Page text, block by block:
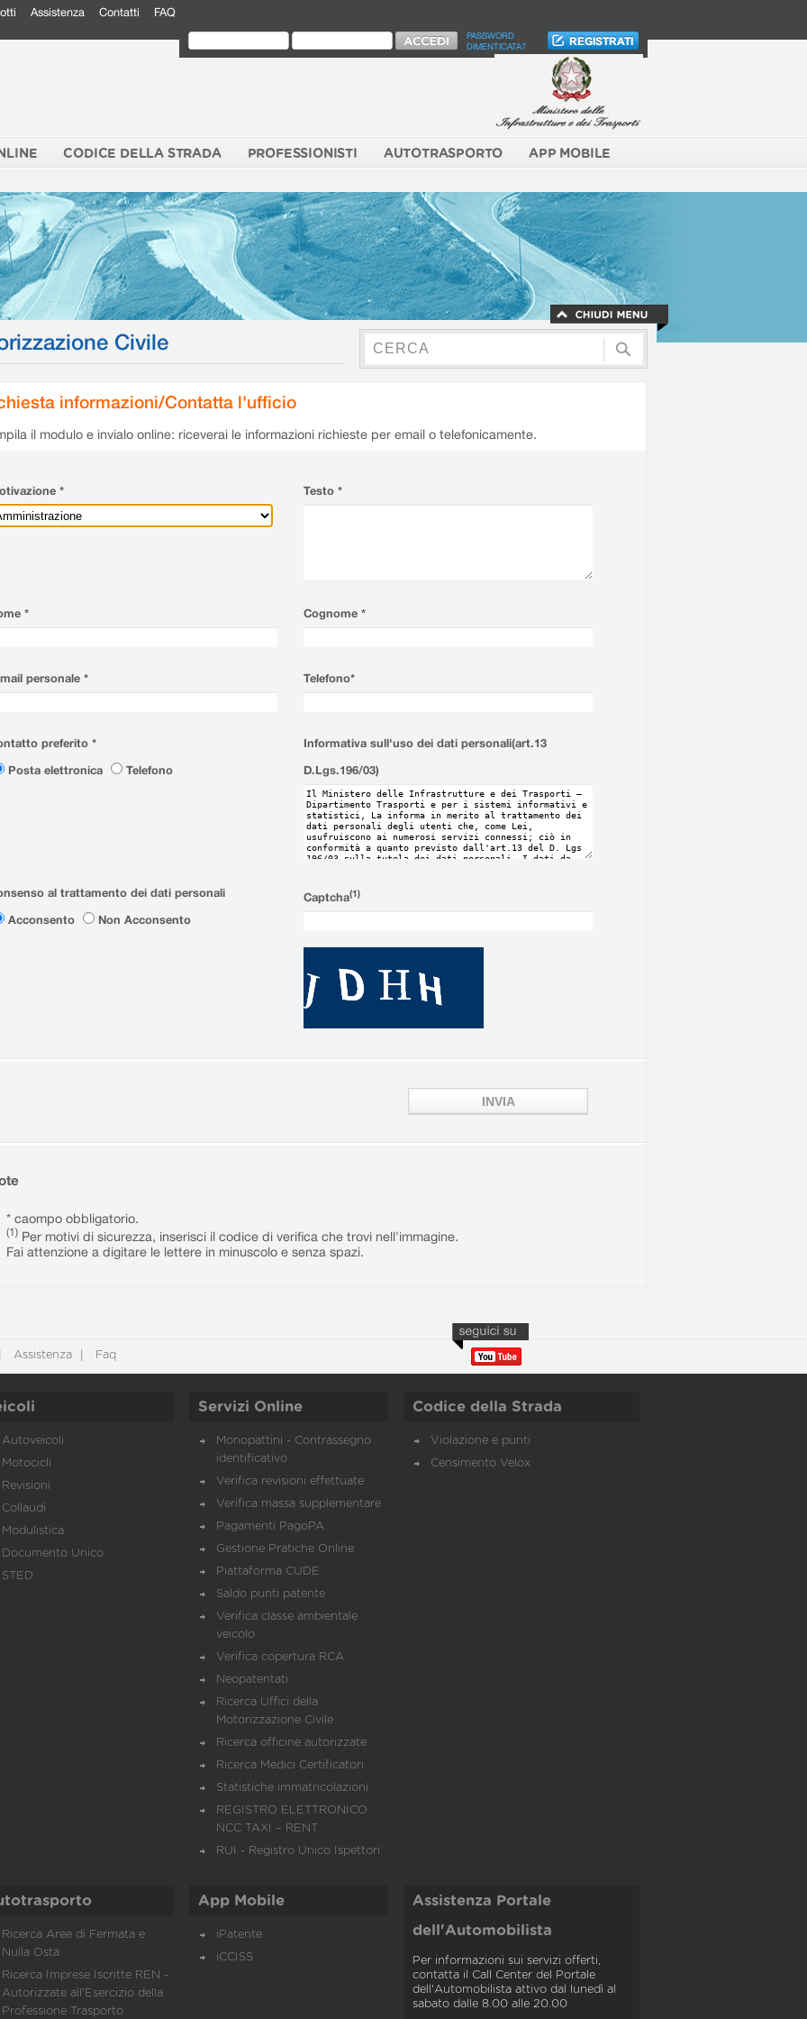
Assistenza Contatti FAQ
PASSWORD
DIMENTICATA?
CODICE DELLA STRADA PROFESSIONISTI AUTOTRASPORTO APP MOBILE
Civile
informazioni/Contatta l'ufficio
il modulo e invialo online: riceverai le informazioni richieste per email o telefonicamente.
* Testo *
* Cognome *
personale * Telefono*
preferito *
Posta elettronica
Telefono
Informativa sull'uso dei dati personali(art.13
D.Lgs.196/03)
al trattamento dei dati personali
Acconsento
Non Acconsento
Captcha(1)
* caompo obbligatorio.
(1) Per motivi di sicurezza, inserisci il codice di verifica che trovi nell'immagine.
Fai attenzione a digitare le lettere in minuscolo e senza spazi.
Assistenza Faq
Autoveicoli
Motocicli
Revisioni
Collaudi
Modulistica
Documento Unico
STED
Servizi Online
Monopattini - Contrassegno
identificativo
Verifica revisioni effettuate
Verifica massa supplementare
Pagamenti PagoPA
Gestione Pratiche Online
Piattaforma CUDE
Saldo punti patente
Verifica classe ambientale
veicolo
Verifica copertura RCA
Neopatentati
Ricerca Uffici della
Motorizzazione Civile
Ricerca officine autorizzate
Ricerca Medici Certificatori
Statistiche immatricolazioni
REGISTRO ELETTRONICO
NCC TAXI – RENT
RUI - Registro Unico Ispettori
Codice della Strada
Violazione e punti
Censimento Velox
Ricerca Aree di Fermata e
Nulla Osta
Ricerca Imprese Iscritte REN -
Autorizzate all'Esercizio della
Professione Trasporto
App Mobile
iPatente
iCCISS
Assistenza Portale
dell'Automobilista
Per informazioni sui servizi offerti,
contatta il Call Center del Portale
dell'Automobilista attivo dal lunedì al
sabato dalle 8.00 alle 20.00